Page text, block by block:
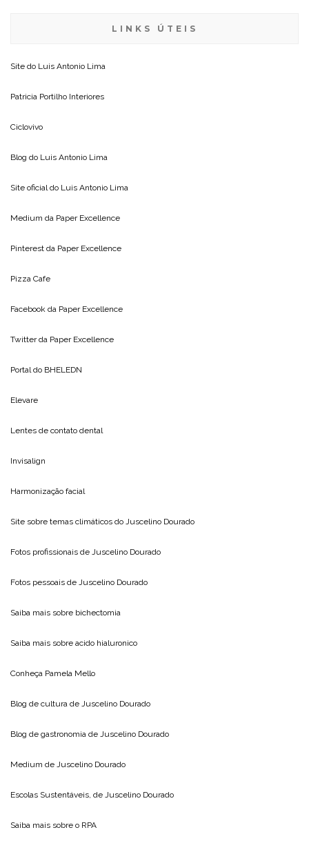
LINKS ÚTEIS
Site do Luis Antonio Lima
Patricia Portilho Interiores
Ciclovivo
Blog do Luis Antonio Lima
Site oficial do Luis Antonio Lima
Medium da Paper Excellence
Pinterest da Paper Excellence
Pizza Cafe
Facebook da Paper Excellence
Twitter da Paper Excellence
Portal do BHELEDN
Elevare
Lentes de contato dental
Invisalign
Harmonização facial
Site sobre temas climáticos do Juscelino Dourado
Fotos profissionais de Juscelino Dourado
Fotos pessoais de Juscelino Dourado
Saiba mais sobre bichectomia
Saiba mais sobre acido hialuronico
Conheça Pamela Mello
Blog de cultura de Juscelino Dourado
Blog de gastronomia de Juscelino Dourado
Medium de Juscelino Dourado
Escolas Sustentáveis, de Juscelino Dourado
Saiba mais sobre o RPA